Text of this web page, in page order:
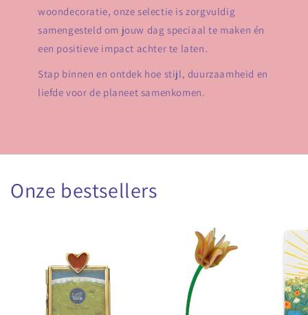
woondecoratie, onze selectie is zorgvuldig
samengesteld om jouw dag speciaal te maken én
een positieve impact achter te laten.
Stap binnen en ontdek hoe stijl, duurzaamheid en
liefde voor de planeet samenkomen.
Onze bestsellers